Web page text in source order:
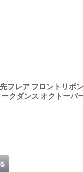
フレア フロントリボ
クダンス オクトーバ